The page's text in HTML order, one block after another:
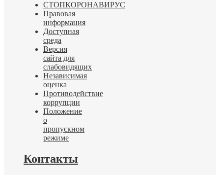
СТОПКОРОНАВИРУС
Правовая
информация
Доступная
среда
Версия
сайта для
слабовидящих
Независимая
оценка
Противодействие
коррупции
Положение
о
пропускном
режиме
Контакты